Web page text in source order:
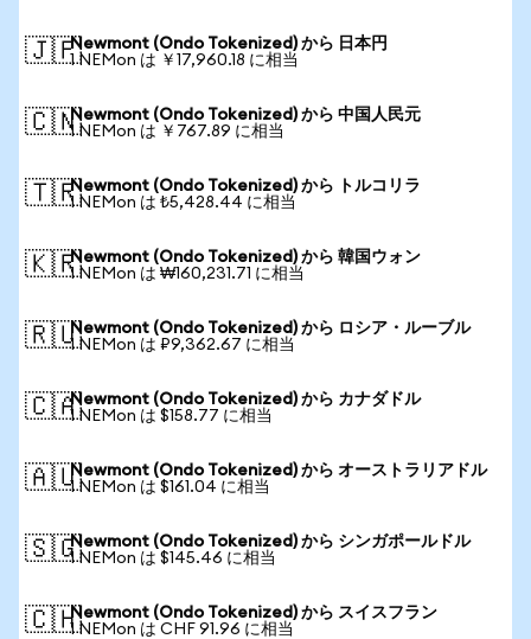
🇯🇵Newmont (Ondo Tokenized) から 日本円
1 NEMon は ￥17,960.18 に相当
🇨🇳Newmont (Ondo Tokenized) から 中国人民元
1 NEMon は ￥767.89 に相当
🇹🇷Newmont (Ondo Tokenized) から トルコリラ
1 NEMon は ₺5,428.44 に相当
🇰🇷Newmont (Ondo Tokenized) から 韓国ウォン
1 NEMon は ₩160,231.71 に相当
🇷🇺Newmont (Ondo Tokenized) から ロシア・ルーブル
1 NEMon は ₽9,362.67 に相当
🇨🇦Newmont (Ondo Tokenized) から カナダドル
1 NEMon は $158.77 に相当
🇦🇺Newmont (Ondo Tokenized) から オーストラリアドル
1 NEMon は $161.04 に相当
🇸🇬Newmont (Ondo Tokenized) から シンガポールドル
1 NEMon は $145.46 に相当
🇨🇭Newmont (Ondo Tokenized) から スイスフラン
1 NEMon は CHF 91.96 に相当